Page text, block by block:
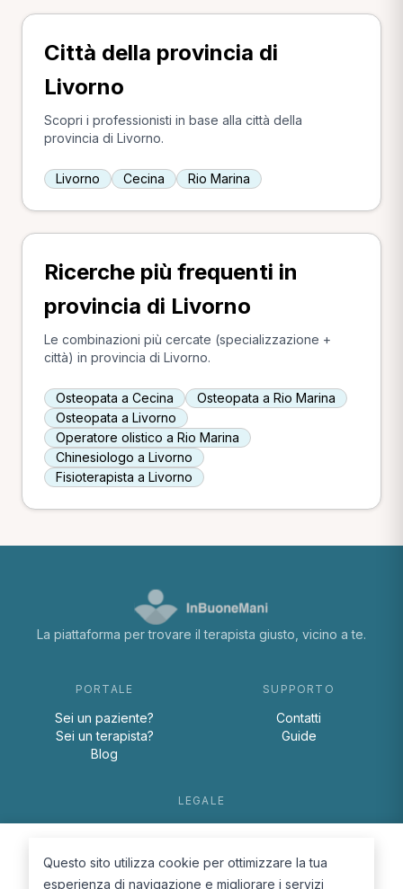
Città della provincia di
Livorno
Scopri i professionisti in base alla città della
provincia di Livorno.
Livorno Cecina Rio Marina
Ricerche più frequenti in
provincia di Livorno
Le combinazioni più cercate (specializzazione +
città) in provincia di Livorno.
Osteopata a Cecina
Osteopata a Rio Marina
Osteopata a Livorno
Operatore olistico a Rio Marina
Chinesiologo a Livorno
Fisioterapista a Livorno
La piattaforma per trovare il terapista giusto, vicino a te.
PORTALE
Sei un paziente?
Sei un terapista?
Blog
SUPPORTO
Contatti
Guide
LEGALE
Cookie Policy
Questo sito utilizza cookie per ottimizzare la tua
esperienza di navigazione e migliorare i servizi